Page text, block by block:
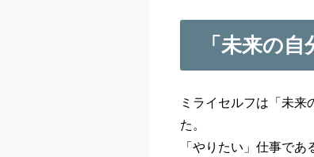
「未来の
ミライセルフは「未来
た。
「やりたい」仕事で